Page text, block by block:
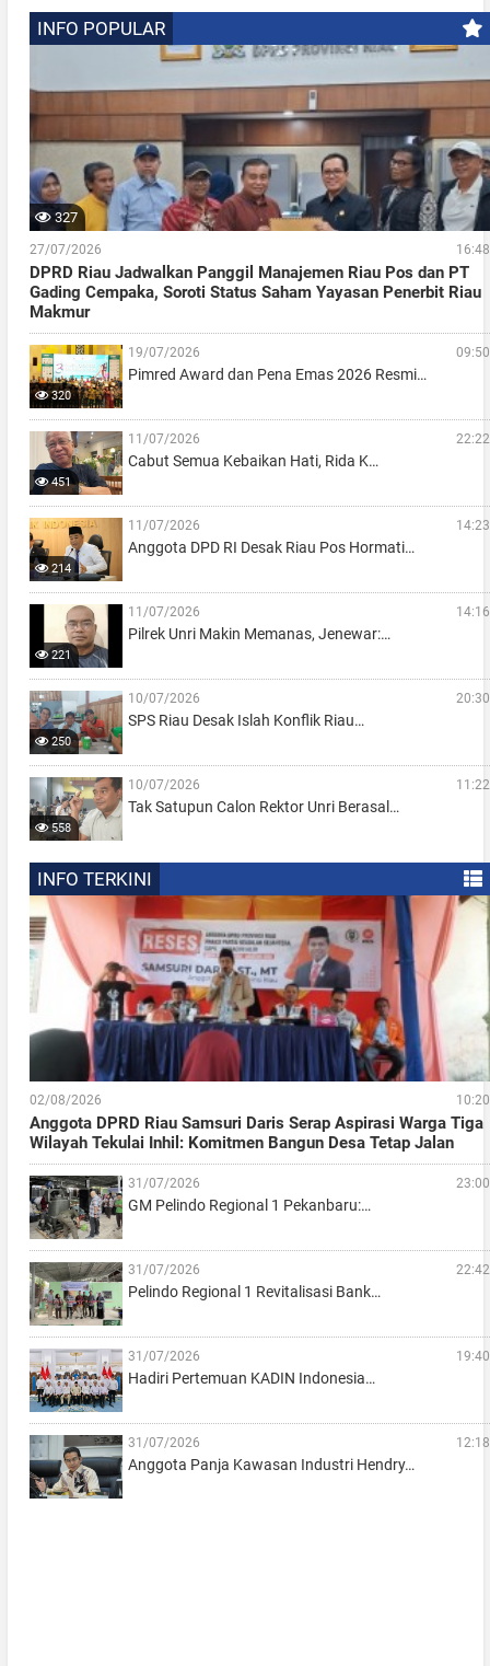
INFO POPULAR
327
27/07/2026 16:48
DPRD Riau Jadwalkan Panggil Manajemen Riau Pos dan PT
Gading Cempaka, Soroti Status Saham Yayasan Penerbit Riau
Makmur
320
19/07/2026 09:50
Pimred Award dan Pena Emas 2026 Resmi…
451
11/07/2026 22:22
Cabut Semua Kebaikan Hati, Rida K…
214
11/07/2026 14:23
Anggota DPD RI Desak Riau Pos Hormati…
221
11/07/2026 14:16
Pilrek Unri Makin Memanas, Jenewar:…
250
10/07/2026 20:30
SPS Riau Desak Islah Konflik Riau…
558
10/07/2026 11:22
Tak Satupun Calon Rektor Unri Berasal…
INFO TERKINI
02/08/2026 10:20
Anggota DPRD Riau Samsuri Daris Serap Aspirasi Warga Tiga
Wilayah Tekulai Inhil: Komitmen Bangun Desa Tetap Jalan
31/07/2026 23:00
GM Pelindo Regional 1 Pekanbaru:…
31/07/2026 22:42
Pelindo Regional 1 Revitalisasi Bank…
31/07/2026 19:40
Hadiri Pertemuan KADIN Indonesia…
31/07/2026 12:18
Anggota Panja Kawasan Industri Hendry…